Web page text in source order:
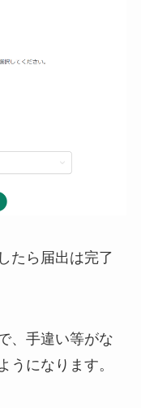
たら届出は完了
、手違い等がな
うになります。